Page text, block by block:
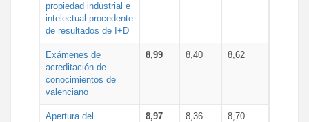
propiedad industrial e
intelectual procedente
de resultados de I+D
Exámenes de
acreditación de
conocimientos de
valenciano
8,99 8,40 8,62
Apertura del
8,97 8,36 8,70